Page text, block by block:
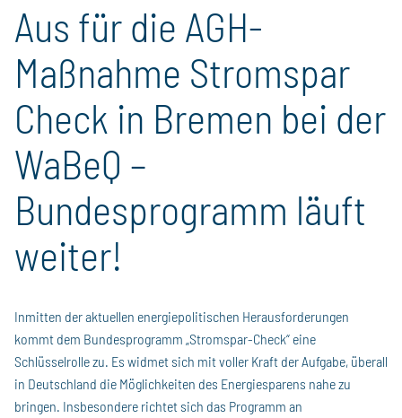
Aus für die AGH-
Maßnahme Stromspar
Check in Bremen bei der
WaBeQ –
Bundesprogramm läuft
weiter!
Inmitten der aktuellen energiepolitischen Herausforderungen
kommt dem Bundesprogramm „Stromspar-Check“ eine
Schlüsselrolle zu. Es widmet sich mit voller Kraft der Aufgabe, überall
in Deutschland die Möglichkeiten des Energiesparens nahe zu
bringen. Insbesondere richtet sich das Programm an